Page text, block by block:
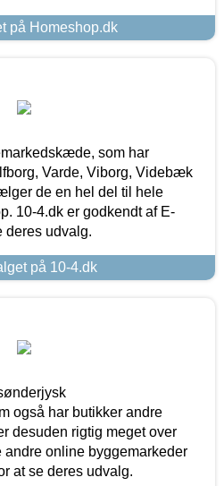
på Homeshop.dk
som har
Varde, Viborg, Videbæk
de en hel del til hele
10-4.dk er godkendt af E-
deres udvalg.
på 10-4.dk
også har butikker andre
desuden rigtig meget over
andre online byggemarkeder
at se deres udvalg.